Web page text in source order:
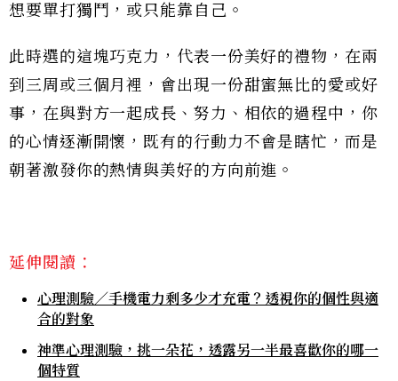
想要單打獨鬥，或只能靠自己。
此時選的這塊巧克力，代表一份美好的禮物，在兩
到三周或三個月裡，會出現一份甜蜜無比的愛或好
事，在與對方一起成長、努力、相依的過程中，你
的心情逐漸開懷，既有的行動力不會是瞎忙，而是
朝著激發你的熱情與美好的方向前進。
延伸閱讀：
心理測驗／手機電力剩多少才充電？透視你的個性與適
合的對象
神準心理測驗，挑一朵花，透露另一半最喜歡你的哪一
個特質